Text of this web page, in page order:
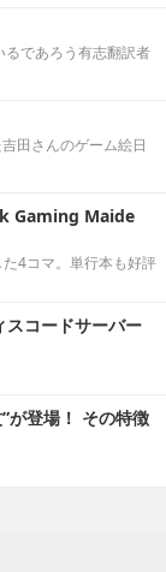
るであろう有志翻訳者
田さんのゲーム絵日
Gaming Maide
4コマ。単行本も好評
コードサーバー
が登場！ その特徴